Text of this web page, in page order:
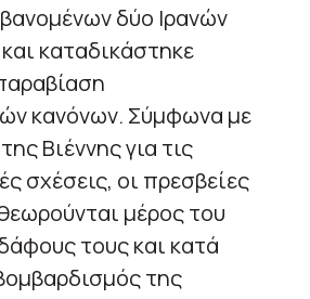
δύο Ιρανών
καταδικάστηκε
κανόνων. Σύμφωνα με
Βιέννης για τις
σχέσεις, οι πρεσβείες
μέρος του
τους και κατά
της